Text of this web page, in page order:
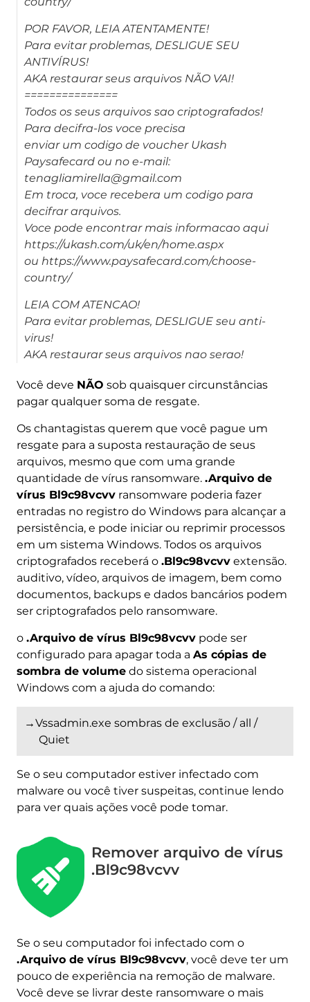
POR FAVOR, LEIA ATENTAMENTE!
Para evitar problemas, DESLIGUE SEU
ANTIVÍRUS!
AKA restaurar seus arquivos NÃO VAI!
===============
Todos os seus arquivos sao criptografados!
Para decifra-los voce precisa
enviar um codigo de voucher Ukash
Paysafecard ou no e-mail:
tenagliamirella@gmail.com
Em troca, voce recebera um codigo para
decifrar arquivos.
Voce pode encontrar mais informacao aqui
https://ukash.com/uk/en/home.aspx
ou https://www.paysafecard.com/choose-
country/
LEIA COM ATENCAO!
Para evitar problemas, DESLIGUE seu anti-
virus!
AKA restaurar seus arquivos nao serao!
Você deve NÃO sob quaisquer circunstâncias
pagar qualquer soma de resgate.
Os chantagistas querem que você pague um
resgate para a suposta restauração de seus
arquivos, mesmo que com uma grande
quantidade de vírus ransomware. .Arquivo de
vírus Bl9c98vcvvransomware poderia fazer
entradas no registro do Windows para alcançar a
persistência, e pode iniciar ou reprimir processos
em um sistema Windows. Todos os arquivos
criptografados receberá o .Bl9c98vcvvextensão.
auditivo, vídeo, arquivos de imagem, bem como
documentos, backups e dados bancários podem
ser criptografados pelo ransomware.
o .Arquivo de vírus Bl9c98vcvvpode ser
configurado para apagar toda a As cópias de
sombra de volumedo sistema operacional
Windows com a ajuda do comando:
→Vssadmin.exe sombras de exclusão / all /
Quiet
Se o seu computador estiver infectado com
malware ou você tiver suspeitas, continue lendo
para ver quais ações você pode tomar.
Remover arquivo de vírus
.Bl9c98vcvv
Se o seu computador foi infectado com o
.Arquivo de vírus Bl9c98vcvv, você deve ter um
pouco de experiência na remoção de malware.
Você deve se livrar deste ransomware o mais
Baixar